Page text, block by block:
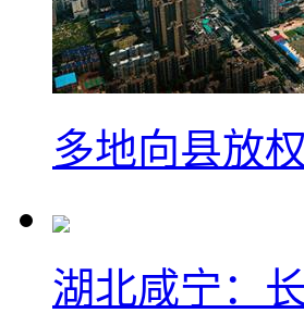
多地向县放
湖北咸宁：